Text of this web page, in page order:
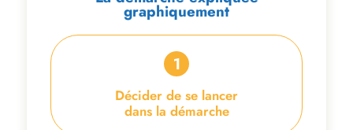
graphiquement
Décider de se lancer
dans la démarche